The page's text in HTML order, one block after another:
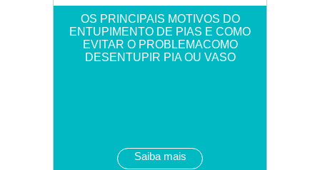
OS PRINCIPAIS MOTIVOS DO
ENTUPIMENTO DE PIAS E COMO
EVITAR O PROBLEMACOMO
DESENTUPIR PIA OU VASO
Saiba mais